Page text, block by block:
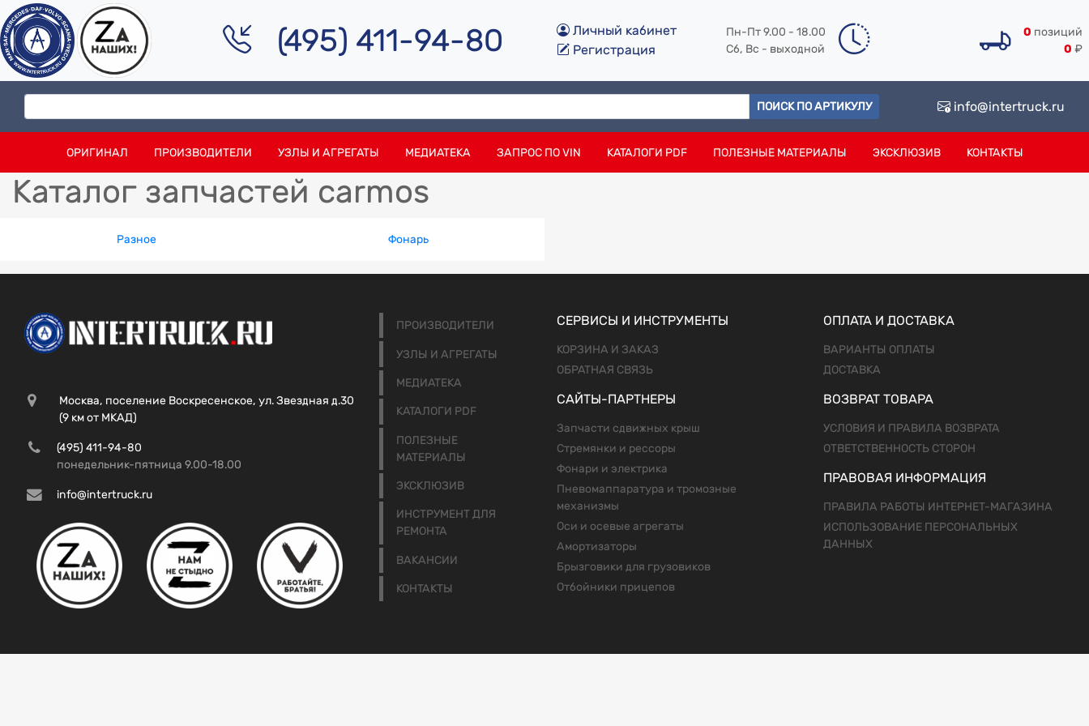
(495) 411-94-80
Личный кабинет
Регистрация
Пн-Пт 9.00 - 18.00
Сб, Вс - выходной
0 позиций
0 ₽
ПОИСК ПО АРТИКУЛУ info@intertruck.ru
ОРИГИНАЛ ПРОИЗВОДИТЕЛИ УЗЛЫ И АГРЕГАТЫ МЕДИАТЕКА ЗАПРОС ПО VIN КАТАЛОГИ PDF ПОЛЕЗНЫЕ МАТЕРИАЛЫ ЭКСКЛЮЗИВ КОНТАКТЫ
Каталог запчастей carmos
Разное Фонарь
Москва, поселение Воскресенское, ул. Звездная д.30
(9 км от МКАД)
(495) 411-94-80
понедельник-пятница 9.00-18.00
info@intertruck.ru
ПРОИЗВОДИТЕЛИ
УЗЛЫ И АГРЕГАТЫ
МЕДИАТЕКА
КАТАЛОГИ PDF
ПОЛЕЗНЫЕ
МАТЕРИАЛЫ
ЭКСКЛЮЗИВ
ИНСТРУМЕНТ ДЛЯ
РЕМОНТА
ВАКАНСИИ
КОНТАКТЫ
СЕРВИСЫ И ИНСТРУМЕНТЫ
КОРЗИНА И ЗАКАЗ
ОБРАТНАЯ СВЯЗЬ
САЙТЫ-ПАРТНЕРЫ
Запчасти сдвижных крыш
Стремянки и рессоры
Фонари и электрика
Пневомаппаратура и тромозные
механизмы
Оси и осевые агрегаты
Амортизаторы
Брызговики для грузовиков
Отбойники прицепов
ОПЛАТА И ДОСТАВКА
ВАРИАНТЫ ОПЛАТЫ
ДОСТАВКА
ВОЗВРАТ ТОВАРА
УСЛОВИЯ И ПРАВИЛА ВОЗВРАТА
ОТВЕТСТВЕННОСТЬ СТОРОН
ПРАВОВАЯ ИНФОРМАЦИЯ
ПРАВИЛА РАБОТЫ ИНТЕРНЕТ-МАГАЗИНА
ИСПОЛЬЗОВАНИЕ ПЕРСОНАЛЬНЫХ
ДАННЫХ